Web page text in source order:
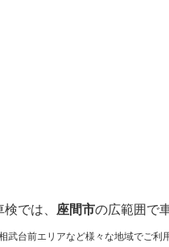
では、 座間市の広範囲で
武台前エリアなど様々な地域でご利